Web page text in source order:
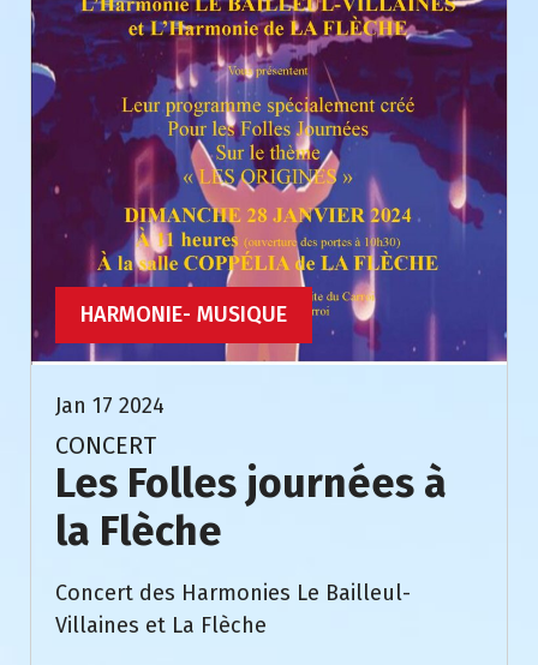
HARMONIE- MUSIQUE
Jan 17 2024
CONCERT
Les Folles journées à
la Flèche
Concert des Harmonies Le Bailleul-
Villaines et La Flèche